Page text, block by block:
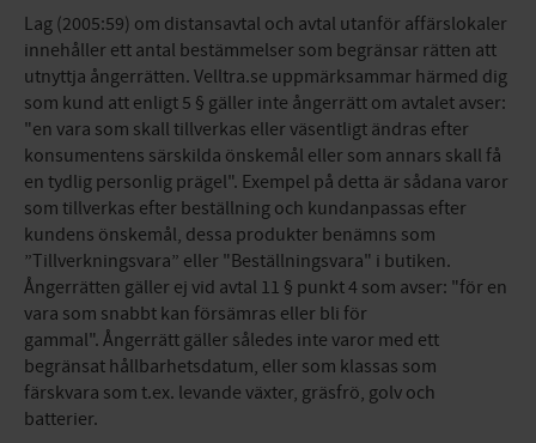
Lag (2005:59) om distansavtal och avtal utanför affärslokaler
innehåller ett antal bestämmelser som begränsar rätten att
utnyttja ångerrätten. Velltra.se uppmärksammar härmed dig
som kund att enligt 5 § gäller inte ångerrätt om avtalet avser:
"en vara som skall tillverkas eller väsentligt ändras efter
konsumentens särskilda önskemål eller som annars skall få
en tydlig personlig prägel". Exempel på detta är sådana varor
som tillverkas efter beställning och kundanpassas efter
kundens önskemål, dessa produkter benämns som
”Tillverkningsvara” eller "Beställningsvara" i butiken.
Ångerrätten gäller ej vid avtal 11 § punkt 4 som avser: "för en
vara som snabbt kan försämras eller bli för
gammal". Ångerrätt gäller således inte varor med ett
begränsat hållbarhetsdatum, eller som klassas som
färskvara som t.ex. levande växter, gräsfrö, golv och
batterier.